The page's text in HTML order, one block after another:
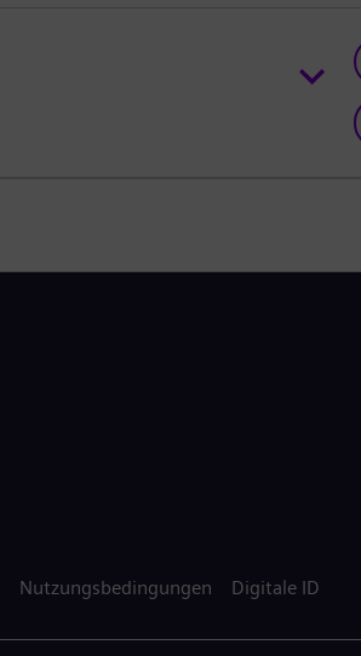
Nutzungsbedingungen Digitale ID